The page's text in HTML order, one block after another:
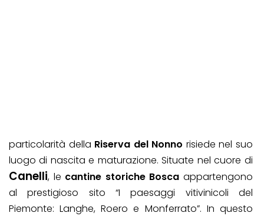
particolarità della Riserva del Nonno risiede nel suo
luogo di nascita e maturazione. Situate nel cuore di
Canelli, le cantine storiche Bosca appartengono
al prestigioso sito “I paesaggi vitivinicoli del
Piemonte: Langhe, Roero e Monferrato”. In questo